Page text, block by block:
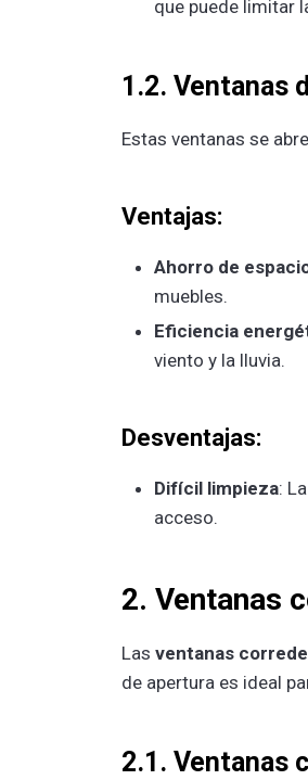
que puede limitar
1.2. Ventanas
Estas ventanas se
Ventajas:
Ahorro de
muebles.
Eficiencia
viento y la lluvia.
Desventajas:
Difícil limpieza:
acceso.
2. Ventanas
Las ventanas
de apertura es ideal
2.1. Ventanas